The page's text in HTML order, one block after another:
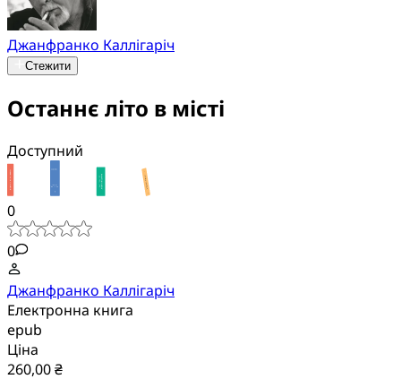
Джанфранко Каллігаріч
Стежити
Останнє літо в місті
Доступний
0
0
Джанфранко Каллігаріч
Електронна книга
epub
Ціна
260,00 ₴